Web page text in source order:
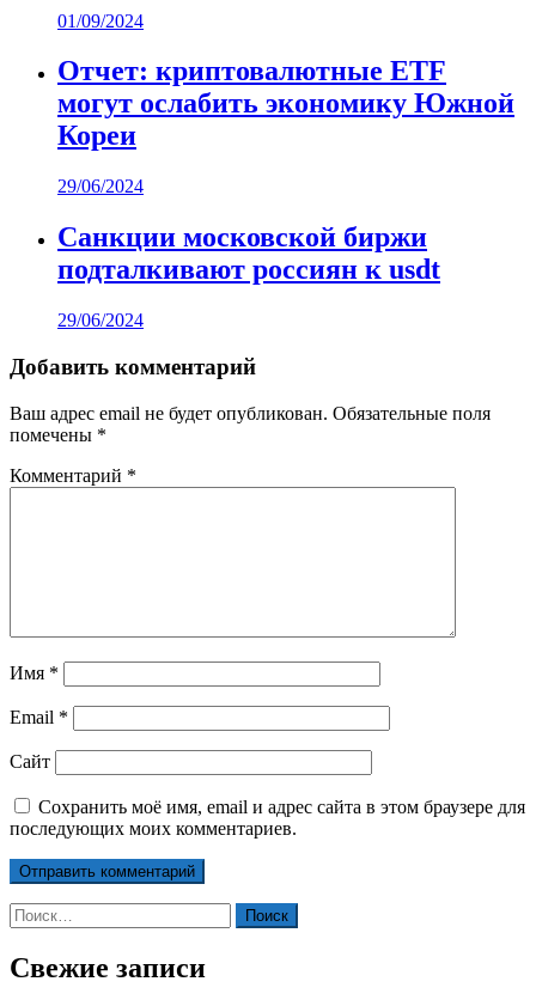
01/09/2024
Отчет: криптовалютные ETF
могут ослабить экономику Южной
Кореи
29/06/2024
Санкции московской биржи
подталкивают россиян к usdt
29/06/2024
Добавить комментарий
Ваш адрес email не будет опубликован. Обязательные поля
помечены *
Комментарий *
Имя *
Email *
Сайт
Сохранить моё имя, email и адрес сайта в этом браузере для
последующих моих комментариев.
Найти:
Свежие записи